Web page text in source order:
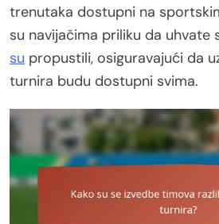
trenutaka dostupni na
su navijačima priliku da uhvate
su propustili, osiguravajući da
turnira budu dostupni svima.